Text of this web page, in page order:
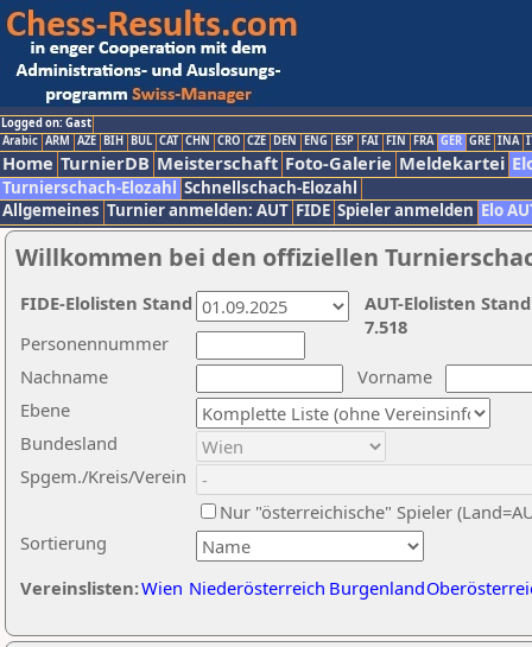
Logged on: Gast
Arabic ARM AZE BIH BUL CAT CHN CRO CZE DEN ENG ESP FAI FIN FRA GER GRE INA
Home TurnierDB Meisterschaft Foto-Galerie Meldekartei
Turnierschach-Elozahl Schnellschach-Elozahl
Allgemeines Turnier anmelden: AUT FIDE Spieler anmelden Elo
Willkommen bei den offiziellen
Nachname
Vorname
Ebene
Sortierung
Personennummer
Bundesland
Spgem./Kreis/Verein
Nur "österreichische" Spieler
Vereinslisten:Wien Niederösterreich Burgenland
AUT-Elolisten
7.518
FIDE-Elolisten Stand